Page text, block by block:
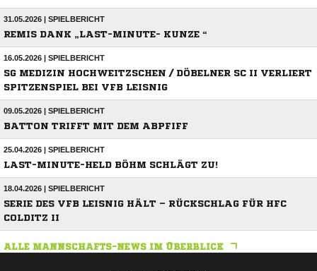
31.05.2026 | SPIELBERICHT
REMIS DANK „LAST-MINUTE- KUNZE “
16.05.2026 | SPIELBERICHT
SG MEDIZIN HOCHWEITZSCHEN / DÖBELNER SC II VERLIERT
SPITZENSPIEL BEI VFB LEISNIG
09.05.2026 | SPIELBERICHT
BATTON TRIFFT MIT DEM ABPFIFF
25.04.2026 | SPIELBERICHT
LAST-MINUTE-HELD BÖHM SCHLÄGT ZU!
18.04.2026 | SPIELBERICHT
SERIE DES VFB LEISNIG HÄLT – RÜCKSCHLAG FÜR HFC
COLDITZ II
ALLE MANNSCHAFTS-NEWS IM ÜBERBLICK